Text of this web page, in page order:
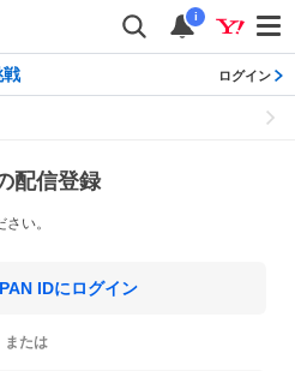
i
ログイン
配信登録
い。
IDにログイン
または